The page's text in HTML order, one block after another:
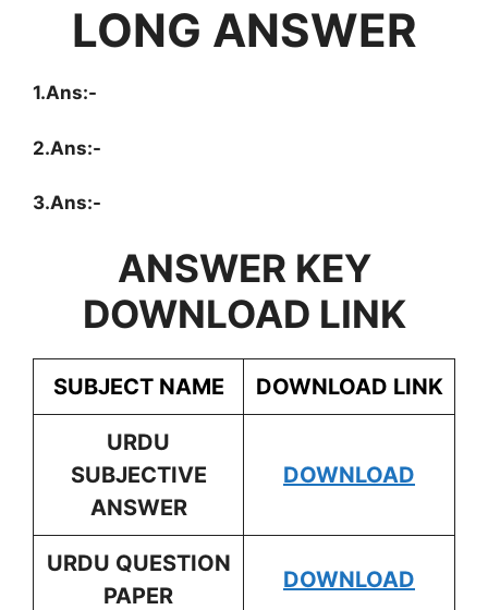
LONG ANSWER
1.Ans:-
2.Ans:-
3.Ans:-
ANSWER KEY
DOWNLOAD LINK
SUBJECT NAME DOWNLOAD LINK
URDU
SUBJECTIVE
ANSWER
DOWNLOAD
URDU QUESTION
PAPER
DOWNLOAD